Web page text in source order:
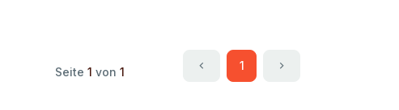
Seite1 von1 1